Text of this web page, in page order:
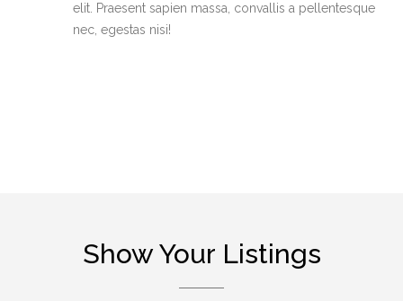
elit. Praesent sapien massa, convallis a pellentesque
nec, egestas nisi!
Show Your Listings